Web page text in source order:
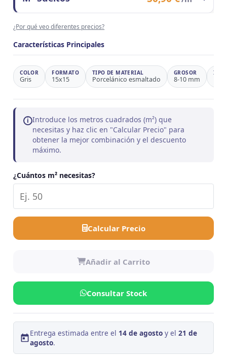
Observaciones
Ahorro 37,6%
Precio/m²
Observaciones
¿Por qué veo diferentes precios?
Características Principales
COLOR
Gris
FORMATO
15x15
TIPO DE MATERIAL
Porcelánico esmaltado
GROSOR
8-10 mm
i Introduce los metros cuadrados (m²) que
necesitas y haz clic en "Calcular Precio" para
obtener la mejor combinación y el descuento
máximo.
¿Cuántos m² necesitas?
Calcular Precio
Añadir al Carrito
Consultar Stock
Entrega estimada entre el 14 de agosto y el21 de
agosto.